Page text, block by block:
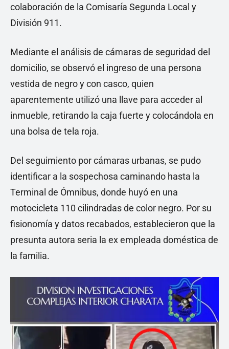
colaboración de la Comisaría Segunda Local y
División 911.
Mediante el análisis de cámaras de seguridad del
domicilio, se observó el ingreso de una persona
vestida de negro y con casco, quien
aparentemente utilizó una llave para acceder al
inmueble, retirando la caja fuerte y colocándola en
una bolsa de tela roja.
Del seguimiento por cámaras urbanas, se pudo
identificar a la sospechosa caminando hasta la
Terminal de Ómnibus, donde huyó en una
motocicleta 110 cilindradas de color negro. Por su
fisionomía y datos recabados, establecieron que la
presunta autora seria la ex empleada doméstica de
la familia.